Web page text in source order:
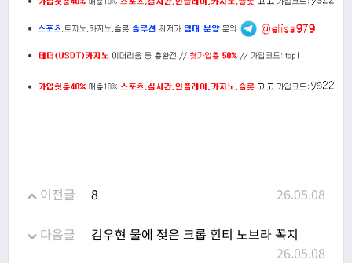
이전글 8 26.05.08
다음글
김우현 물에 젖은 크롭 흰티 노브라 꼭지
26.05.08